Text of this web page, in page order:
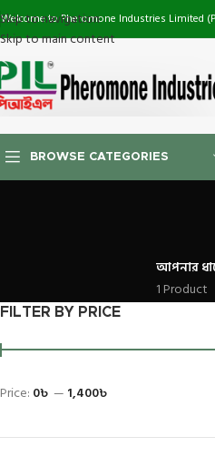
Skip to navigation
Skip to main content
Welcome to Pheromone Industries Limited
BROWSE CATEGORIES
আপনার
1 Product
FILTER BY PRICE
Price: 0৳ — 1,400৳